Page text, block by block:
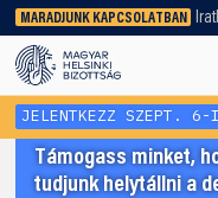
MARADJUNK KAPCSOLATBAN
keresőnket!
JELENTKEZZ SZEPT. 6-
Támogass minket,
tudjunk helytállni a